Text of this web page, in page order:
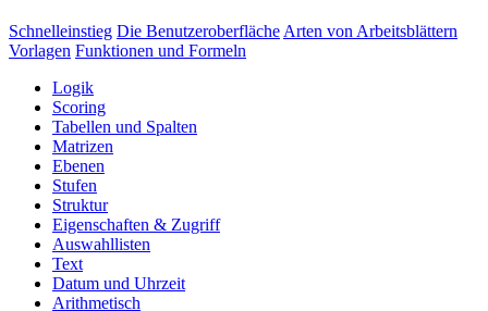
Schnelleinstieg Die Benutzeroberfläche Arten von Arbeitsblättern
Vorlagen Funktionen und Formeln
Logik
Scoring
Tabellen und Spalten
Matrizen
Ebenen
Stufen
Struktur
Eigenschaften & Zugriff
Auswahllisten
Text
Datum und Uhrzeit
Arithmetisch